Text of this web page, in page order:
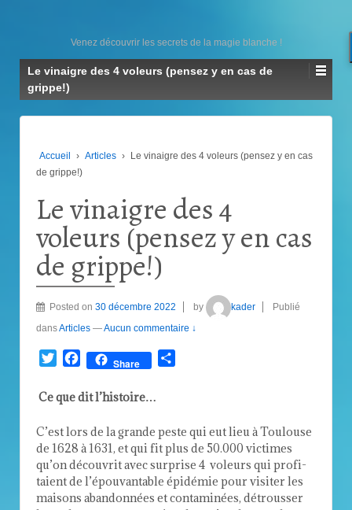
Venez découvrir les secrets de la magie blanche !
Le vinaigre des 4 voleurs (pensez y en cas de
grippe!)
Accueil › Articles ›
Le vinaigre des 4 voleurs (pensez y en cas
de grippe!)
Le vinaigre des 4
voleurs (pensez y en cas
de grippe!)
Posted on 30 décembre 2022 by kader
Publié
dansArticles —Aucun commentaire ↓
TwitterFacebook
Share
Ce que dit l’histoire…
C’est lors de la grande peste qui eut lieu à Toulouse
de 1628 à 1631 , et qui fit plus de 50.000 vic­times
qu’on décou­vrit avec sur­prise 4 voleurs qui prof­i­
taient de l’épouvantable épidémie pour vis­iter les
maisons aban­don­nées et con­t­a­m­inées, détrousser